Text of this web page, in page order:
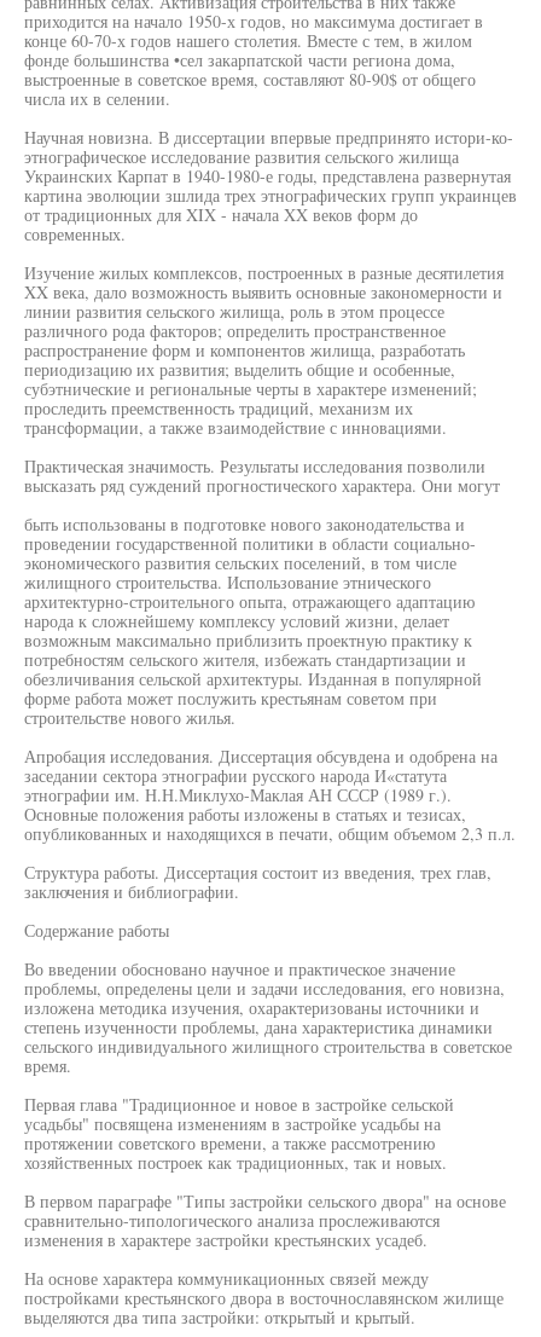
приходится на начало 1950-х годов, но максимума достигает в
конце 60-70-х годов нашего столетия. Вместе с тем, в жилом
фонде большинства •сел закарпатской части региона дома,
выстроенные в советское время, составляют 80-90$ от общего
числа их в селении.
Научная новизна. В диссертации впервые предпринято истори-ко-
этнографическое исследование развития сельского жилища
Украинских Карпат в 1940-1980-е годы, представлена развернутая
картина эволюции зшлида трех этнографических групп украинцев
от традиционных для XIX - начала XX веков форм до
современных.
Изучение жилых комплексов, построенных в разные десятилетия
XX века, дало возможность выявить основные закономерности и
линии развития сельского жилища, роль в этом процессе
различного рода факторов; определить пространственное
распространение форм и компонентов жилища, разработать
периодизацию их развития; выделить общие и особенные,
субэтнические и региональные черты в характере изменений;
проследить преемственность традиций, механизм их
трансформации, а также взаимодействие с инновациями.
Практическая значимость. Результаты исследования позволили
высказать ряд суждений прогностического характера. Они могут
быть использованы в подготовке нового законодательства и
проведении государственной политики в области социально-
экономического развития сельских поселений, в том числе
жилищного строительства. Использование этнического
архитектурно-строительного опыта, отражающего адаптацию
народа к сложнейшему комплексу условий жизни, делает
возможным максимально приблизить проектную практику к
потребностям сельского жителя, избежать стандартизации и
обезличивания сельской архитектуры. Изданная в популярной
форме работа может послужить крестьянам советом при
строительстве нового жилья.
Апробация исследования. Диссертация обсувдена и одобрена на
заседании сектора этнографии русского народа И«статута
этнографии им. Н.Н.Миклухо-Маклая АН СССР (1989 г.).
Основные положения работы изложены в статьях и тезисах,
опубликованных и находящихся в печати, общим объемом 2,3 п.л.
Структура работы. Диссертация состоит из введения, трех глав,
заключения и библиографии.
Содержание работы
Во введении обосновано научное и практическое значение
проблемы, определены цели и задачи исследования, его новизна,
изложена методика изучения, охарактеризованы источники и
степень изученности проблемы, дана характеристика динамики
сельского индивидуального жилищного строительства в советское
время.
Первая глава "Традиционное и новое в застройке сельской
усадьбы" посвящена изменениям в застройке усадьбы на
протяжении советского времени, а также рассмотрению
хозяйственных построек как традиционных, так и новых.
В первом параграфе "Типы застройки сельского двора" на основе
сравнительно-типологического анализа прослеживаются
изменения в характере застройки крестьянских усадеб.
На основе характера коммуникационных связей между
постройками крестьянского двора в восточнославянском жилище
выделяются два типа застройки: открытый и крытый.